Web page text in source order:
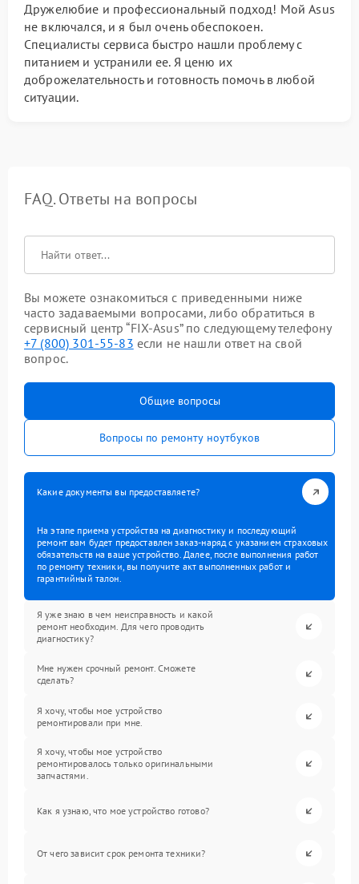
Дружелюбие и профессиональный подход! Мой Asus
не включался, и я был очень обеспокоен.
Специалисты сервиса быстро нашли проблему с
питанием и устранили ее. Я ценю их
доброжелательность и готовность помочь в любой
ситуации.
FAQ. Ответы на вопросы
Вы можете ознакомиться с приведенными ниже
часто задаваемыми вопросами, либо обратиться в
сервисный центр “FIX-Asus” по следующему телефону
+7 (800) 301-55-83 если не нашли ответ на свой
вопрос.
Общие вопросы
Вопросы по ремонту ноутбуков
Какие документы вы предоставляете?
На этапе приема устройства на диагностику и последующий
ремонт вам будет предоставлен заказ-наряд с указанием страховых
обязательств на ваше устройство. Далее, после выполнения работ
по ремонту техники, вы получите акт выполненных работ и
гарантийный талон.
Я уже знаю в чем неисправность и какой
ремонт необходим. Для чего проводить
диагностику?
Мне нужен срочный ремонт. Сможете
сделать?
Я хочу, чтобы мое устройство
ремонтировали при мне.
Я хочу, чтобы мое устройство
ремонтировалось только оригинальными
запчастями.
Как я узнаю, что мое устройство готово?
От чего зависит срок ремонта техники?